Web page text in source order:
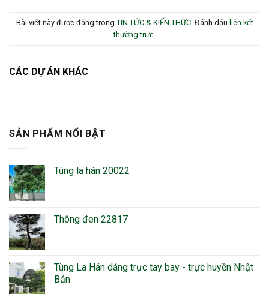
SẢN PHẨM NỔI BẬT
Tùng la hán 20022
Thông đen 22817
Tùng La Hán dáng trực tay bay - trực huyền Nhật
Bản
Bài viết này được đăng trong TIN TỨC & KIẾN THỨC. Đánh dấu liên kết
thường trực
CÁC DỰ ÁN KHÁC